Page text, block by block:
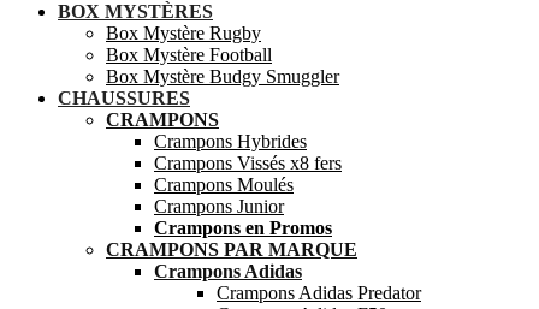
BOX MYSTÈRES
Box Mystère Rugby
Box Mystère Football
Box Mystère Budgy Smuggler
CHAUSSURES
CRAMPONS
Crampons Hybrides
Crampons Vissés x8 fers
Crampons Moulés
Crampons Junior
Crampons en Promos
CRAMPONS PAR MARQUE
Crampons Adidas
Crampons Adidas Predator